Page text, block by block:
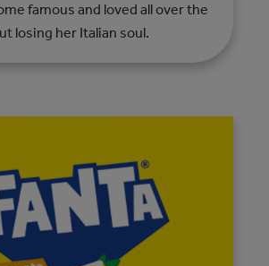
famous and loved all over the
losing her Italian soul.